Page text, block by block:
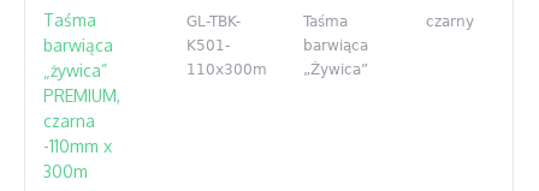
Taśma
barwiąca
„żywica”
PREMIUM,
czarna
-110mm x
300m
GL-TBK-
K501-
110x300m
Taśma
barwiąca
„Żywica”
czarny